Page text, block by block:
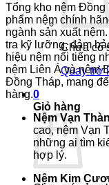
Chưa có
Quay trở
0
Giỏ hàng
Tổng kho nệm Đồng
phẩm nệm chính
ngành sản xuất
tra kỹ lưỡng, đảm
hiệu nệm nổi tiếng
nệm Liên Á và nệm
Đồng Tháp, mang
hàng.
Nệm Vạn
cao, nệm Vạn
những ai tìm
hợp lý.
Nệm Kim